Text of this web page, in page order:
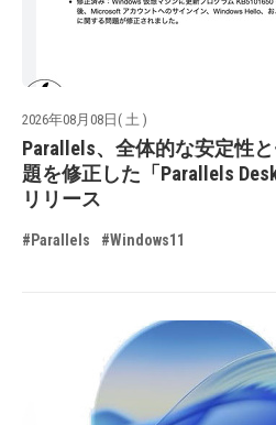
2026年08月08日( 土 )
Parallels、全体的な安定性
題を修正した「Parallels
リリース
#Parallels #Windows11